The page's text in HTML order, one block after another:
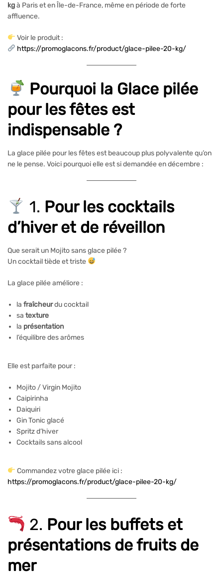
kgà Paris et en Île-de-France, même en période de forte
affluence.
Voir le produit :
https://promoglacons.fr/product/glace-pilee-20-kg/
Pourquoi la Glace pilée
pour les fêtes est
indispensable ?
La glace pilée pour les fêtes est beaucoup plus polyvalente qu’on
ne le pense. Voici pourquoi elle est si demandée en décembre :
1. Pour les cocktails
d’hiver et de réveillon
Que serait un Mojito sans glace pilée ?
Un cocktail tiède et triste
La glace pilée améliore :
lafraîcheurdu cocktail
satexture
la présentation
l’équilibre des arômes
Elle est parfaite pour :
Mojito / Virgin Mojito
Caipirinha
Daiquiri
Gin Tonic glacé
Spritz d’hiver
Cocktails sans alcool
Commandez votre glace pilée ici :
https://promoglacons.fr/product/glace-pilee-20-kg/
2. Pour les buffets et
présentations de fruits de
mer